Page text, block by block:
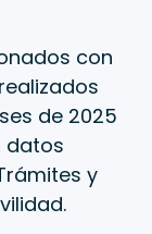
con
de 2025
datos
y